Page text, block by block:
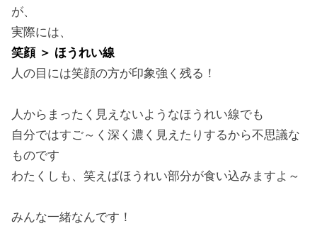
が、
実際には、
笑顔 ＞ ほうれい線
人の目には笑顔の方が印象強く残る！
人からまったく見えないようなほうれい線でも
自分ではすご～く深く濃く見えたりするから不思議な
ものです
わたくしも、笑えばほうれい部分が食い込みますよ～
みんな一緒なんです！